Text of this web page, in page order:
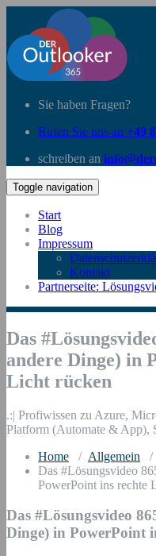
Sie haben Fragen?
Rufen Sie uns an +49
schreiben an
Toggle navigation
Start
Blog
Impressum
Kontakt
Partnerseite:
Das
andere Dinge) in
Licht rücken
.:| Profiwissen zu Azure,
Platform (Automate & App),
Home / Allgemein /
Das #Lösungsvideo
PowerPoint ins rechte
Das #Lösungsvideo
Dinge) in PowerPoint